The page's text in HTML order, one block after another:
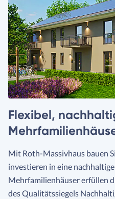
Flexibel,
Mit Roth-Massivhaus bauen
investieren in eine
Mehrfamilienhäuser erfüllen
des Qualitätssiegels